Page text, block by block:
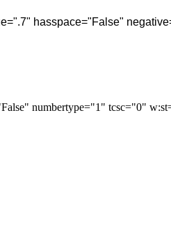
hasspace="False"
numbertype="1" tcsc="0"